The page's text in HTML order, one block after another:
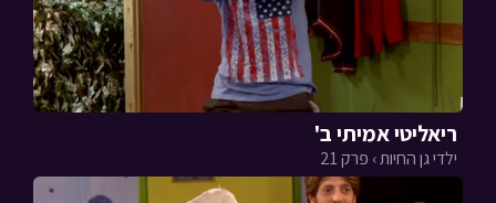
ריאליטי אמיתי ב'
ילדי גן החיות › פרק 21